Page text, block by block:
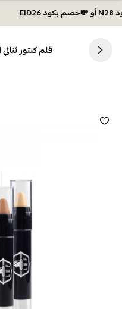
قلم كنتور ثنائي 01 لايت من ليف 7.6ج